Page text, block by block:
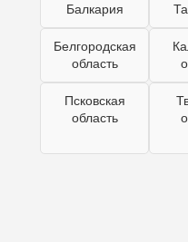
Балкария
Белгородская
область
Псковская
область